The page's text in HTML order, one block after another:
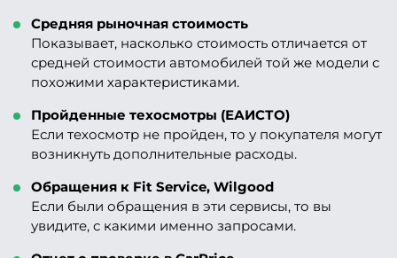
Средняя рыночная стоимость
Показывает, насколько стоимость отличается от
средней стоимости автомобилей той же модели с
похожими характеристиками.
Пройденные техосмотры (ЕАИСТО)
Если техосмотр не пройден, то у покупателя могут
возникнуть дополнительные расходы.
Обращения к Fit Service, Wilgood
Если были обращения в эти сервисы, то вы
увидите, с какими именно запросами.